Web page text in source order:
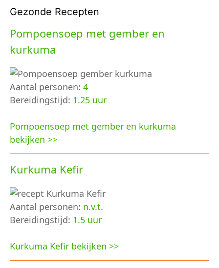
Gezonde Recepten
Pompoensoep met gember en
kurkuma
Aantal personen: 4
Bereidingstijd: 1.25 uur
Pompoensoep met gember en kurkuma
bekijken >>
Kurkuma Kefir
Aantal personen: n.v.t.
Bereidingstijd: 1.5 uur
Kurkuma Kefir bekijken >>